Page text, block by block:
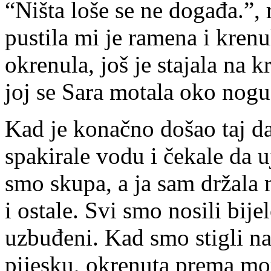
“Ništa loše se ne
pustila mi je ramena i
okrenula, još je stajala na
joj se Sara motala oko
Kad je konačno došao taj
spakirale vodu i čekale da
smo skupa, a ja sam
i ostale. Svi smo nosili
uzbuđeni. Kad smo stigli
pijesku, okrenuta prema